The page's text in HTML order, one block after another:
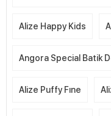
Alize Happy Kids
Angora Special Batik
Alize Puffy Fıne